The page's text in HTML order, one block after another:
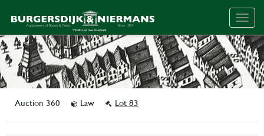
Auction 360 Law Lot 83